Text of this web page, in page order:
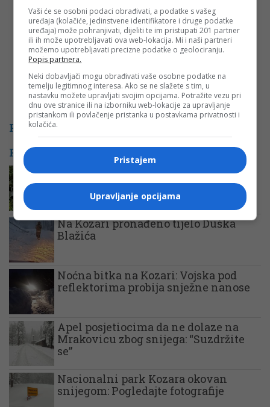
Komentar
PROMO
POVEZANE VIJESTI
Nezgoda na Kozari, vatrogasci na
terenu (Foto)
Na Kozari pronađeno tijelo Duška
Blažića
Noćna bitka na Kozari: Vojska pod
reflektorima probija snježne nanose
Apel posjetiocima da ne dolaze na
Mrakovicu zbog snijega: “Suzdržite
se”
Nacionalni park Kozara okovan
snijegom: Pogledajte fotografije
Vaši će se osobni podaci obrađivati, a podatke s vašeg
uređaja (kolačiće, jedinstvene identifikatore i druge podatke
uređaja) može pohranjivati, dijeliti te im pristupati 201 partner
ili ih može upotrebljavati ova web-lokacija. Mi i naši partneri
možemo upotrebljavati precizne podatke o geolociranju.
Popis partnera.
Neki dobavljači mogu obrađivati vaše osobne podatke na
temelju legitimnog interesa. Ako se ne slažete s tim, u
nastavku možete upravljati svojim opcijama. Potražite vezu pri
dnu ove stranice ili na izborniku web-lokacije za upravljanje
pristankom ili povlačenje pristanka u postavkama privatnosti i
kolačića.
Pristajem
Upravljanje opcijama